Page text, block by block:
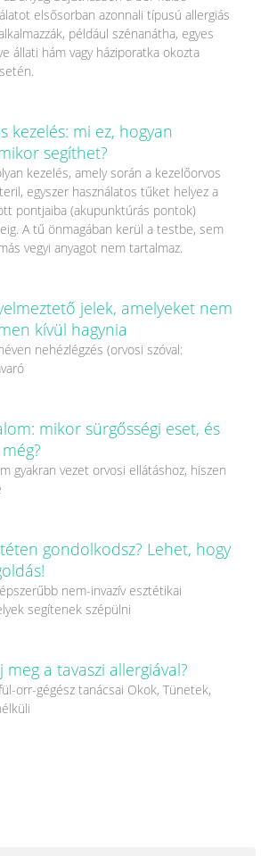
elsősorban azonnali típusú allergiás
például szénanátha, egyes
állati hám vagy háziporatka okozta
kezelés: mi ez, hogyan
segíthet?
kezelés, amely során a kezelőorvos
egyszer használatos tűket helyez a
pontjaiba (akupunktúrás pontok)
A tű önmagában kerül a testbe, sem
vegyi anyagot nem tartalmaz.
jelek, amelyeket nem
kívül hagynia
nehézlégzés (orvosi szóval:
mikor sürgősségi eset, és
gyakran vezet orvosi ellátáshoz, hiszen
gondolkodsz? Lehet, hogy
nem-invazív esztétikai
segítenek szépülni
meg a tavaszi allergiával?
orr-gégész tanácsai Okok, Tünetek,